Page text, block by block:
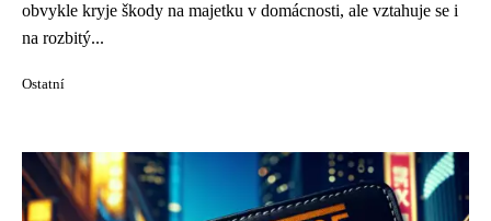
obvykle kryje škody na majetku v domácnosti, ale vztahuje se i
na rozbitý...
Ostatní